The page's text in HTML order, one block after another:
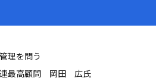
理を問う
最高顧問 岡田 広氏